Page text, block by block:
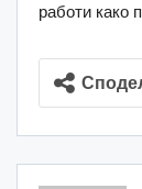
работи како